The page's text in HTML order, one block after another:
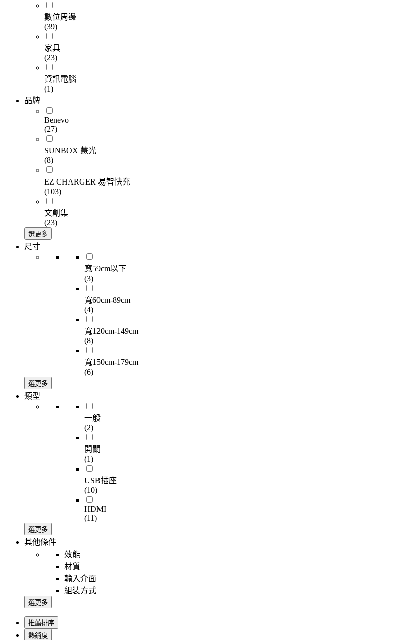
數位周邊
(39)
家具
(23)
資訊電腦
(1)
品牌
Benevo
(27)
SUNBOX 慧光
(8)
EZ CHARGER 易智快充
(103)
文創集
(23)
選更多
尺寸
寬59cm以下
(3)
寬60cm-89cm
(4)
寬120cm-149cm
(8)
寬150cm-179cm
(6)
選更多
類型
一般
(2)
開關
(1)
USB插座
(10)
HDMI
(11)
選更多
其他條件
效能
材質
輸入介面
組裝方式
選更多
推薦排序
熱銷度